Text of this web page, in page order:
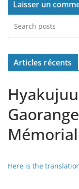
Articles récents
Here is the